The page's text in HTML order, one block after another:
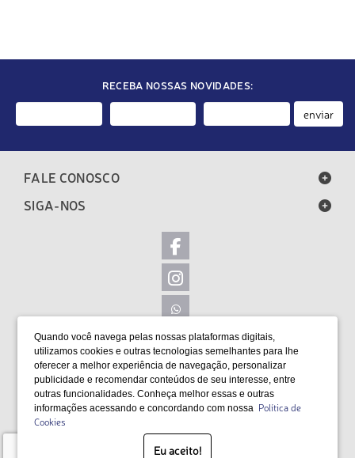
Quando você navega pelas nossas plataformas digitais,
utilizamos cookies e outras tecnologias semelhantes para lhe
oferecer a melhor experiência de navegação, personalizar
publicidade e recomendar conteúdos de seu interesse, entre
outras funcionalidades. Conheça melhor essas e outras
informações acessando e concordando com nossa Política de
Cookies
Eu aceito!
RECEBA NOSSAS NOVIDADES:
enviar
FALE CONOSCO
SIGA-NOS
LOCALIZAÇÃO
FORMAS DE PAGAMENTO